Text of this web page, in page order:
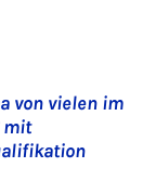
von vielen im
mit